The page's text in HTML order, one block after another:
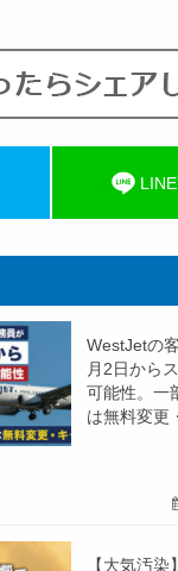
LINE
WestJetの
月2日から
可能性。一
は無料変更
【大気汚